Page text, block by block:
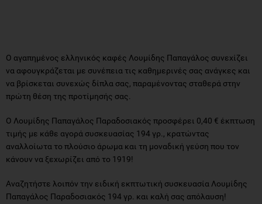
Ο αγαπημένος ελληνικός καφές Λουμίδης Παπαγάλος συνεχίζει
να αφουγκράζεται με συνέπεια τις καθημερινές σας ανάγκες και
να βρίσκεται συνεχώς δίπλα σας, παραμένοντας σταθερά στην
πρώτη θέση της προτίμησής σας.
O Λουμίδης Παπαγάλος Παραδοσιακός προσφέρει 0,40 € έκπτωση
τιμής με κάθε αγορά συσκευασίας 194 γρ., κρατώντας
αναλλοίωτα το πλούσιο άρωμα και τη μοναδική γεύση που τον
κάνουν να ξεχωρίζει από το 1919!
Αναζητήστε λοιπόν την ειδική εκπτωτική συσκευασία Λουμίδης
Παπαγάλος Παραδοσιακός 194 γρ. και καλή σας απόλαυση!